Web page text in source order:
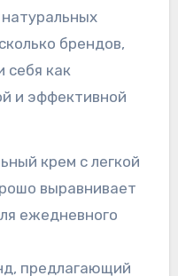
брендов,
себя как
и эффективной
крем с легкой
выравнивает
ежедневного
предлагающий